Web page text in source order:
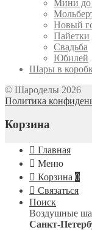
Мини до
Новый
Пайетки
Свадьба
Юбилей
Шары в
© Шароделы 2026
Политика
Корзина
Главная
Меню
Корзина 0
Связаться
Поиск
Воздушные
Санкт-